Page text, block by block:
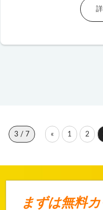
3 / 7 « 1 2
まずは無料カ